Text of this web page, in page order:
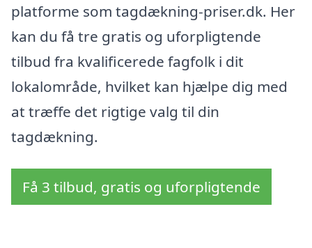
platforme som tagdækning-priser.dk. Her
kan du få tre gratis og uforpligtende
tilbud fra kvalificerede fagfolk i dit
lokalområde, hvilket kan hjælpe dig med
at træffe det rigtige valg til din
tagdækning.
Få 3 tilbud, gratis og uforpligtende